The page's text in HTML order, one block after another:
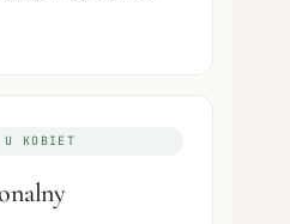
U KOBIET